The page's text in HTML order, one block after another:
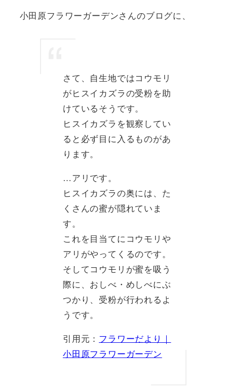
小田原フラワーガーデンさんのブログに、
さて、自生地ではコウモリ
がヒスイカズラの受粉を助
けているそうです。
ヒスイカズラを観察してい
ると必ず目に入るものがあ
ります。
…アリです。
ヒスイカズラの奥には、た
くさんの蜜が隠れていま
す。
これを目当てにコウモリや
アリがやってくるのです。
そしてコウモリが蜜を吸う
際に、おしべ・めしべにぶ
つかり、受粉が行われるよ
うです。
引用元： フラワーだより｜
小田原フラワーガーデン